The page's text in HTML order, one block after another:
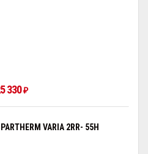
330 ₽
VARIA 2RR- 55H